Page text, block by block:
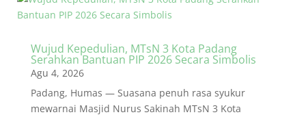
Wujud Kepedulian, MTsN 3 Kota Padang
Serahkan Bantuan PIP 2026 Secara Simbolis
Agu 4, 2026
Padang, Humas — Suasana penuh rasa syukur
mewarnai Masjid Nurus Sakinah MTsN 3 Kota